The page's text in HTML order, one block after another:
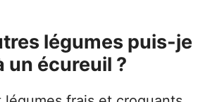
légumes puis-je
un écureuil ?